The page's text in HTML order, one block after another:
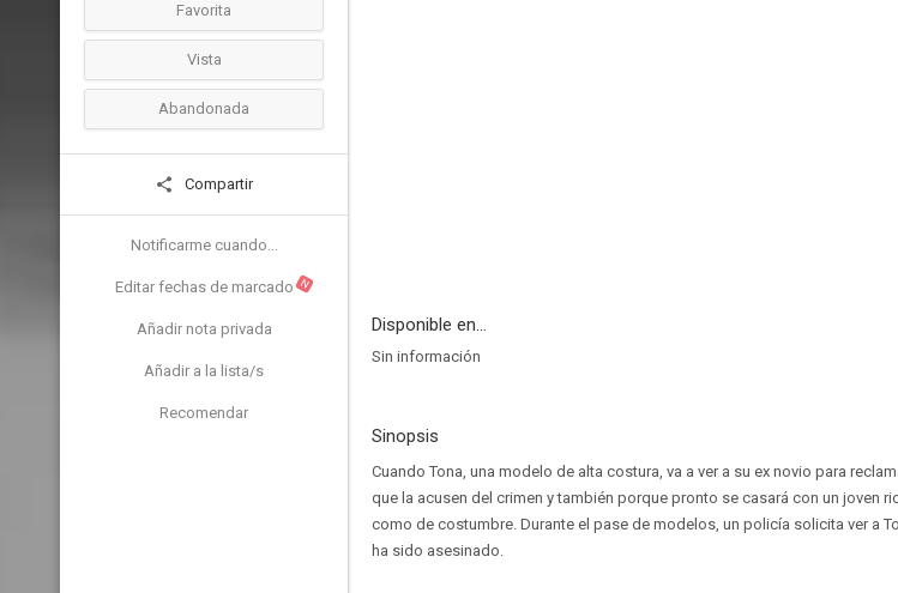
Favorita
Vista
Abandonada
Compartir
Notificarme cuando...
Editar fechas de marcado N
Añadir nota privada
Añadir a la lista/s
Recomendar
Disponible en...
Sin información
Sinopsis
Cuando Tona, una modelo de alta costura, va a ver a su ex novio para
que la acusen del crimen y también porque pronto se casará con un joven
como de costumbre. Durante el pase de modelos, un policía solicita ver a
ha sido asesinado.